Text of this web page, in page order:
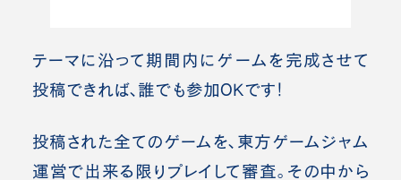
テーマに沿って期間内にゲームを完成させて
投稿できれば、誰でも参加OKです！
投稿された全てのゲームを、東方ゲームジャム
運営で出来る限りプレイして審査。その中から